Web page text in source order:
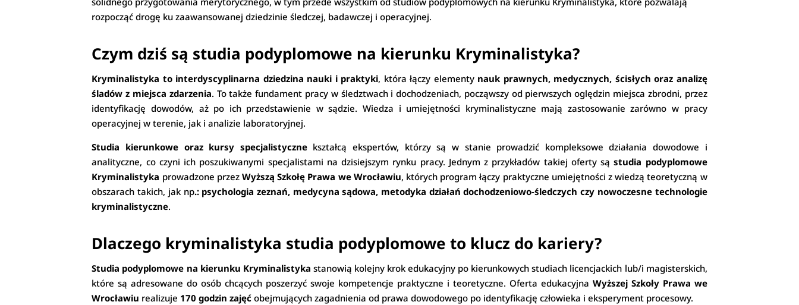
rozpocząć drogę ku zaawansowanej dziedzinie śledczej, badawczej i operacyjnej.
Czym dziś są studia podyplomowe na kierunku Kryminalistyka?
Kryminalistyka to interdyscyplinarna dziedzina nauki i praktyki, która łączy elementy nauk prawnych, medycznych, ścisłych oraz analizę
śladów z miejsca zdarzenia. To także fundament pracy w śledztwach i dochodzeniach, począwszy od pierwszych oględzin miejsca zbrodni, przez
identyfikację dowodów, aż po ich przedstawienie w sądzie. Wiedza i umiejętności kryminalistyczne mają zastosowanie zarówno w pracy
operacyjnej w terenie, jak i analizie laboratoryjnej.
Studia kierunkowe oraz kursy specjalistycznekształcą ekspertów, którzy są w stanie prowadzić kompleksowe działania dowodowe i
analityczne, co czyni ich poszukiwanymi specjalistami na dzisiejszym rynku pracy. Jednym z przykładów takiej oferty sąstudia podyplomowe
Kryminalistyka prowadzone przezWyższą Szkołę Prawa we Wrocławiu, których program łączy praktyczne umiejętności z wiedzą teoretyczną w
obszarach takich, jak np.: psychologia zeznań, medycyna sądowa, metodyka działań dochodzeniowo-śledczych czy nowoczesne technologie
kryminalistyczne.
Dlaczego kryminalistyka studia podyplomowe to klucz do kariery?
Studia podyplomowe na kierunku Kryminalistyka stanowią kolejny krok edukacyjny po kierunkowych studiach licencjackich lub/i magisterskich,
które są adresowane do osób chcących poszerzyć swoje kompetencje praktyczne i teoretyczne. Oferta edukacyjna Wyższej Szkoły Prawa we
Wrocławiu realizuje 170 godzin zajęć obejmujących zagadnienia od prawa dowodowego po identyfikację człowieka i eksperyment procesowy.